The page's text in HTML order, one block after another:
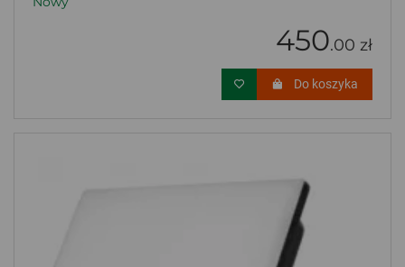
450.00 zł
Do koszyka